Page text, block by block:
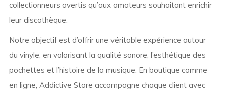
collectionneurs avertis qu’aux amateurs souhaitant enrichir
leur discothèque.
Notre objectif est d’offrir une véritable expérience autour
du vinyle, en valorisant la qualité sonore, l’esthétique des
pochettes et l’histoire de la musique. En boutique comme
en ligne, Addictive Store accompagne chaque client avec